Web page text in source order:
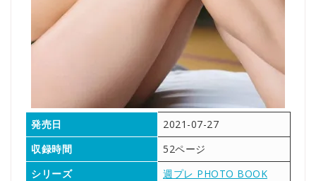
発売日
2021-07-27
収録時間
52ページ
シリーズ
週プレ PHOTO BOOK